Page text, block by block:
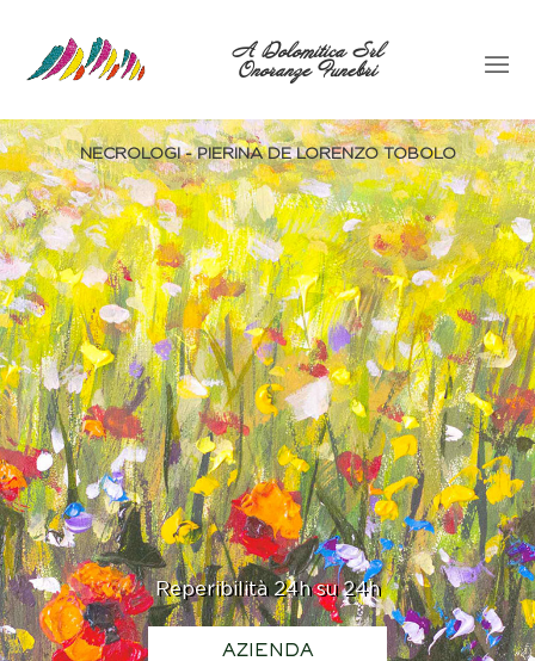
A Dolomitica Srl
Onoranze Funebri
Reperibilità 24h su 24h
AZIENDA
NECROLOGI - PIERINA DE LORENZO TOBOLO